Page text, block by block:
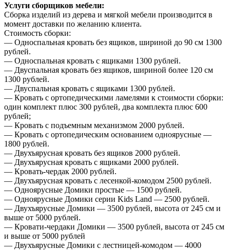
Услуги сборщиков мебели:
Сборка изделий из дерева и мягкой мебели производится в
момент доставки по желанию клиента.
Стоимость сборки:
— Односпальная кровать без ящиков, шириной до 90 см 1300
рублей.
— Односпальная кровать с ящиками 1300 рублей.
— Двуспальная кровать без ящиков, шириной более 120 см
1300 рублей.
— Двуспальная кровать с ящиками 1300 рублей.
— Кровать с ортопедическими ламелями к стоимости сборки:
один комплект плюс 300 рублей, два комплекта плюс 600
рублей;
— Кровать с подъемным механизмом 2000 рублей.
— Кровать с ортопедическим основанием одноярусные —
1800 рублей.
— Двухъярусная кровать без ящиков 2000 рублей.
— Двухъярусная кровать с ящиками 2000 рублей.
— Кровать-чердак 2000 рублей.
— Двухъярусная кровать с лесенкой-комодом 2500 рублей.
— Одноярусные Домики простые — 1500 рублей.
— Одноярусные Домики серии Kids Land — 2500 рублей.
— Двухъярусные Домики — 3500 рублей, высота от 245 см и
выше от 5000 рублей.
— Кровати-чердаки Домики — 3500 рублей, высота от 245 см
и выше от 5000 рублей
— Двухъярусные Домики с лестницей-комодом — 4000